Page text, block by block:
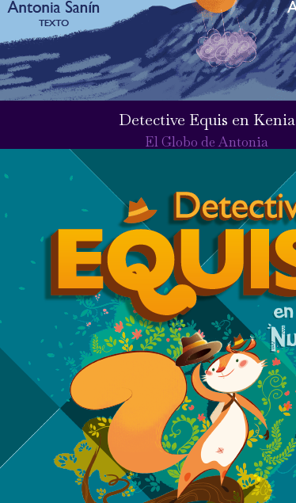
Detective Equis en Kenia
El Globo de Antonia